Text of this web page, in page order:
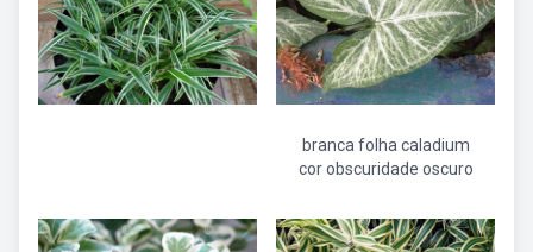
branca folha caladium
cor obscuridade oscuro